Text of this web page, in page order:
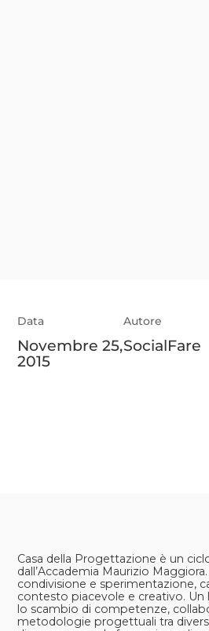
Data
Novembre 25,
2015
Autore
SocialFare
Casa della Progettazione è un
dall’Accademia Maurizio Maggiora
condivisione e sperimentazione,
contesto piacevole e creativo.
lo scambio di competenze,
metodologie progettuali tra